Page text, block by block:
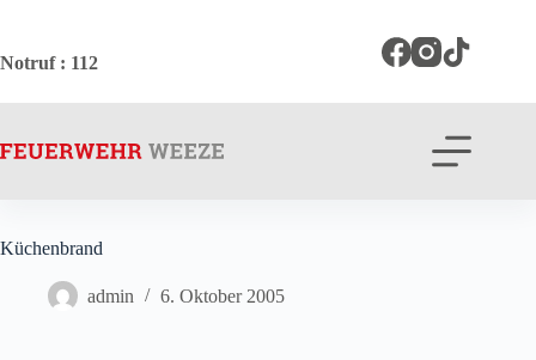
springen
Notruf: 112
Küchenbrand
admin 6. Oktober 2005